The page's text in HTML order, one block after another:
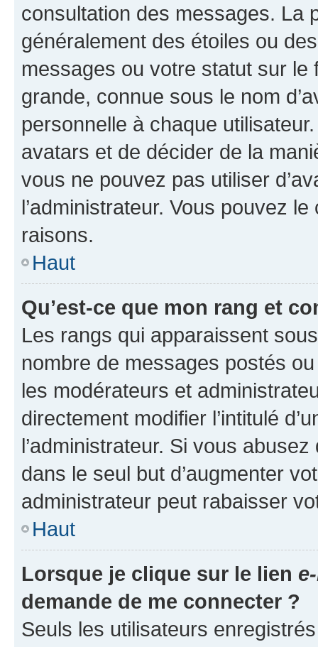
consultation des messages. La
généralement des étoiles ou
messages ou votre statut sur
grande, connue sous le nom
personnelle à chaque utilisateur.
avatars et de décider de la
vous ne pouvez pas utiliser
l’administrateur. Vous pouvez
raisons.
Haut
Qu’est-ce que mon rang et
Les rangs qui apparaissent
nombre de messages postés
les modérateurs et
directement modifier l’intitulé
l’administrateur. Si vous
dans le seul but d’augmenter
administrateur peut rabaisser
Haut
Lorsque je clique sur le lien
demande de me connecter ?
Seuls les utilisateurs